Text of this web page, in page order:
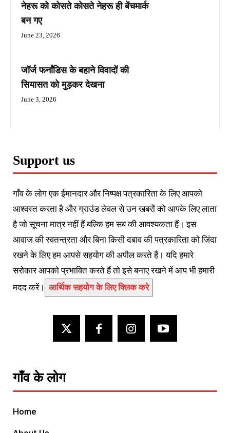
नेहरू को कोसते कोसते नेहरू ही बेंचमार्क
बन गए
June 23, 2026
जॉर्ज फर्नांडिस के बहाने विवादों की
सियासत को मुड़कर देखना
June 3, 2026
Support us
गाँव के लोग एक ईमानदार और निष्पक्ष पत्रकारिता के लिए आपको
आश्वस्त करता है और ग्राउंड लेवल से उन खबरों को आपके लिए लाता
है जो सूचना मात्र नहीं हैं बल्कि हम सब की आवश्यकता हैं। इस
आवाज की स्वतन्त्रता और बिना किसी दबाव की पत्रकारिता को जिंदा
रखने के लिए हम आपसे सहयोग की अपील करते हैं। यदि हमारे
सरोकार आपको प्रभावित करते हैं तो इसे बनाए रखने में आप भी हमारी
मदद करें। आर्थिक सहयोग के लिए क्लिक करे
गाँव के लोग
Home